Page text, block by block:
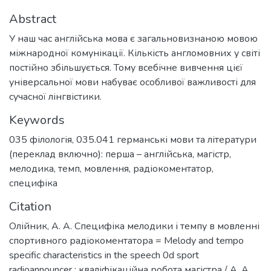
Abstract
У наш час англійська мова є загальновизнаною мовою
міжнародної комунікації. Кількість англомовних у світі
постійно збільшується. Тому всебічне вивчення цієї
універсальної мови набуває особливої важливості для
сучасної лінгвістики.
Keywords
035 філологія, 035.041 германські мови та літератури
(переклад включно): перша – англійська, магістр,
мелодика, темп, мовлення, радіокоментатор,
специфіка
Citation
Олійник, А. А. Специфіка мелодики і темпу в мовленні
спортивного радіокоментатора = Melody and tempo
specific characteristics in the speech 0d sport